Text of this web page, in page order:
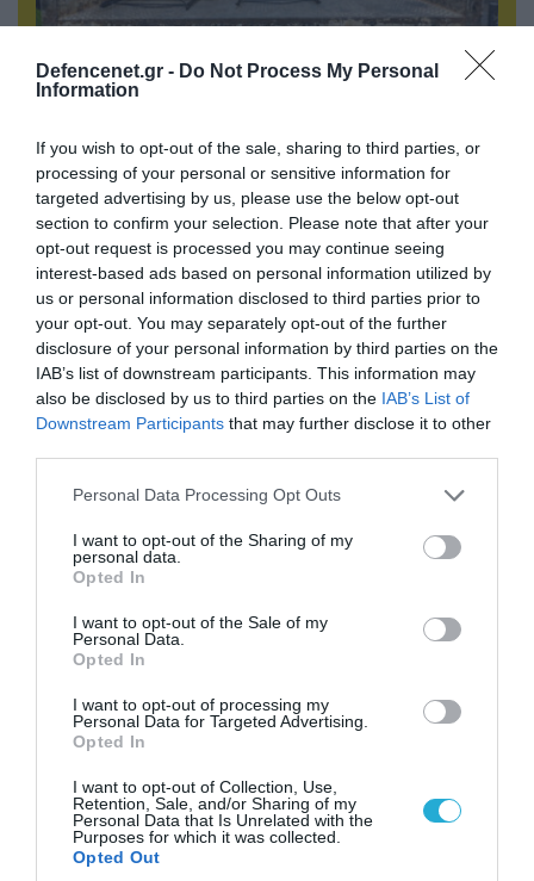
Defencenet.gr - Do Not Process My Personal
Information
If you wish to opt-out of the sale, sharing to third parties, or
processing of your personal or sensitive information for
targeted advertising by us, please use the below opt-out
section to confirm your selection. Please note that after your
opt-out request is processed you may continue seeing
interest-based ads based on personal information utilized by
us or personal information disclosed to third parties prior to
your opt-out. You may separately opt-out of the further
disclosure of your personal information by third parties on the
IAB’s list of downstream participants. This information may
also be disclosed by us to third parties on the IAB’s List of
Downstream Participants that may further disclose it to other
Please note that this website/app uses one or more Google
not limited to your visit or usage behaviour. You may click to
grant or deny consent to Google and its third-party tags to
use your data for below specified purposes in below Google
consent section.
Personal Data Processing Opt Outs
I want to opt-out of the Sharing of my
personal data.
Opted In
I want to opt-out of the Sale of my
Personal Data.
Opted In
I want to opt-out of processing my
Personal Data for Targeted Advertising.
Opted In
I want to opt-out of Collection, Use,
Retention, Sale, and/or Sharing of my
Personal Data that Is Unrelated with the
Purposes for which it was collected.
Opted Out
«Επιχείρηση ελεύθερα πεζοδρόμια» στην
Αθήνα: Απομακρύνθηκαν παράνομα
αντικείμενα από κοινόχρηστους χώρους
07.08.2026 | 08:02
Οι ρωσικές δυνάμεις απέχουν μόλις 5 χλμ.
ΠΟΛΙΤΙΚΗ